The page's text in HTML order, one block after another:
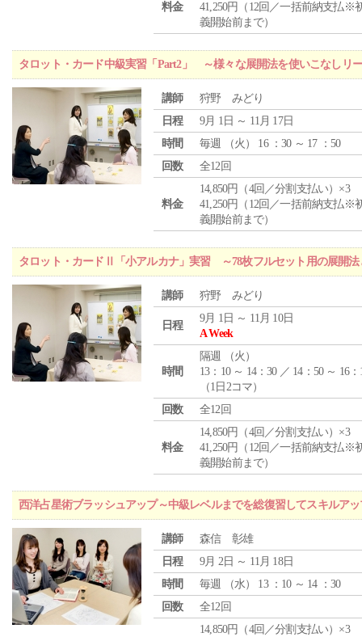
料金
41,250円（12回／一括前納支払※
義開始前まで）
タロット・カード中級実習「Part2」 ～様々な展開法を使いこなしリ
講師
狩野 みどり
日程
9月 1日 ～ 11月 17日
時間
毎週 （火 ） 16 ：30 ～ 17 ：50
回数
全12回
料金
14,850円（4回／分割支払い）×3
41,250円（12回／一括前納支払※
義開始前まで）
タロット・カードⅡ「小アルカナ」実習 ～78枚フルセット用の展開法
講師 狩野 みどり
日程
9月 1日 ～ 11月 10日
A Week
時間
隔週 （火 ）
13：10 ～ 14：30 ／ 14：50 ～ 16：
（1日2コマ）
回数
全12回
料金
14,850円（4回／分割支払い）×3
41,250円（12回／一括前納支払※
義開始前まで）
西洋占星術ブラッシュアップ～中級レベルまでを総復習してスキルア
講師
森信 彰雄
日程
9月 2日 ～ 11月 18日
時間
毎週 （水） 13 ：10 ～ 14 ：30
回数
全12回
14,850円（4回／分割支払い）×3